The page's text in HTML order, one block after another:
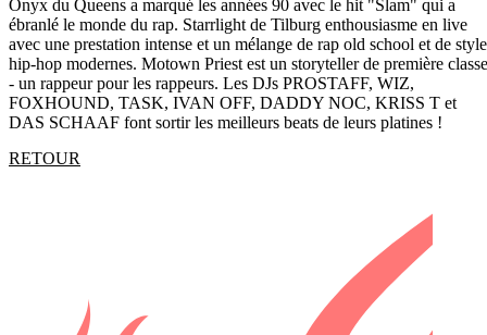
Onyx du Queens a marqué les années 90 avec le hit "Slam" qui a
ébranlé le monde du rap. Starrlight de Tilburg enthousiasme en live
avec une prestation intense et un mélange de rap old school et de
hip-hop modernes. Motown Priest est un storyteller de première classe
- un rappeur pour les rappeurs. Les DJs PROSTAFF, WIZ,
FOXHOUND, TASK, IVAN OFF, DADDY NOC, KRISS T et
DAS SCHAAF font sortir les meilleurs beats de leurs platines !
RETOUR